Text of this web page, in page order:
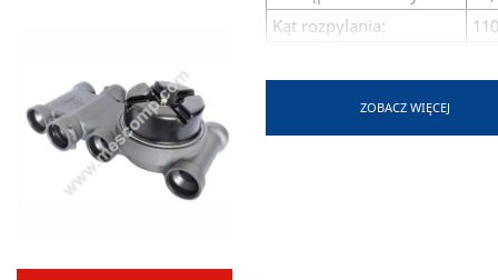
Kąt rozpylania:
ZOBACZ WIĘCEJ